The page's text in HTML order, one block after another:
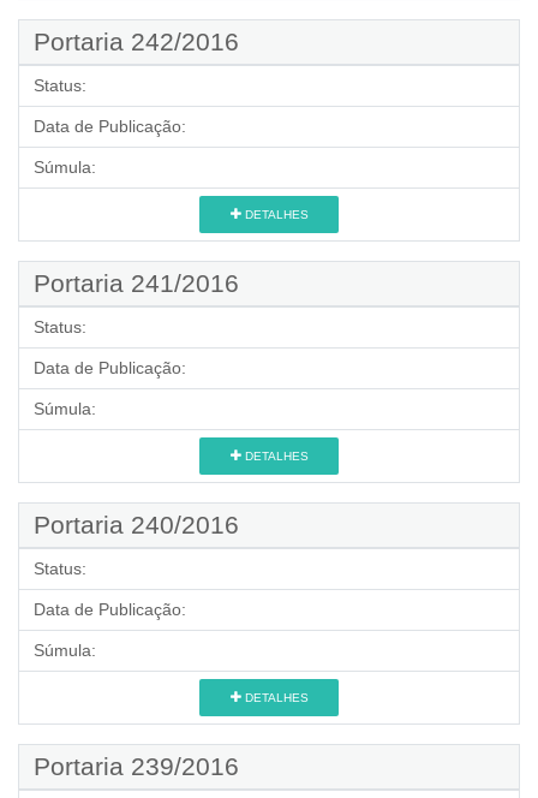
Portaria 242/2016
Status:
Data de Publicação:
Súmula:
DETALHES
Portaria 241/2016
Status:
Data de Publicação:
Súmula:
DETALHES
Portaria 240/2016
Status:
Data de Publicação:
Súmula:
DETALHES
Portaria 239/2016